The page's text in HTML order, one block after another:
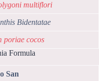
multiflori
Bidentatae
poriae cocos
Formula
San